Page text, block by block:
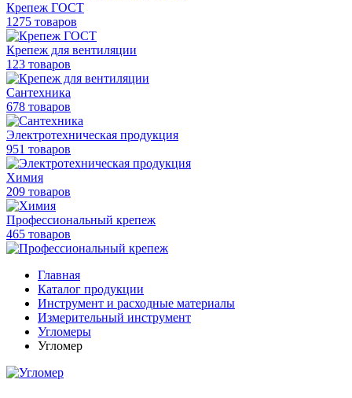
Крепеж ГОСТ
1275 товаров
Крепеж для вентиляции
123 товаров
Сантехника
678 товаров
Электротехническая продукция
951 товаров
Химия
209 товаров
Профессиональный крепеж
465 товаров
Главная
Каталог продукции
Инструмент и расходные материалы
Измерительный инструмент
Угломеры
Угломер